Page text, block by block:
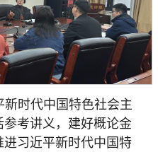
新时代中国特色社会主
参考讲义，建好概论金
习近平新时代中国特